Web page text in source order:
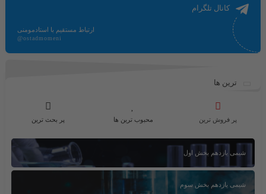
کانال تلگرام
ارتباط مستقیم با استادمومنی
@ostadmomeni
ترین ها
پر فروش ترین محبوب ترین ها پر بحث ترین
شیمی یازدهم بخش اول
شیمی یازدهم بخش سوم